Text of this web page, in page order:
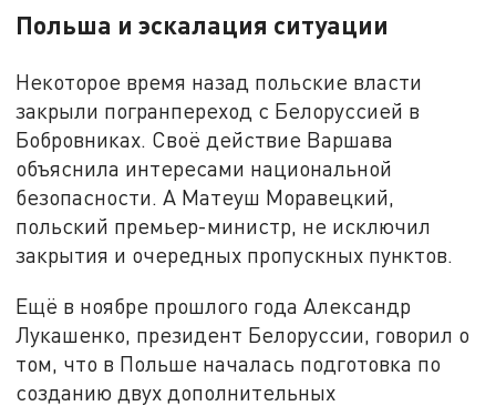
Польша и эскалация ситуации
Некоторое время назад польские власти
закрыли погранпереход с Белоруссией в
Бобровниках. Своё действие Варшава
объяснила интересами национальной
безопасности. А Матеуш Моравецкий,
польский премьер-министр, не исключил
закрытия и очередных пропускных пунктов.
Ещё в ноябре прошлого года Александр
Лукашенко, президент Белоруссии, говорил о
том, что в Польше началась подготовка по
созданию двух дополнительных